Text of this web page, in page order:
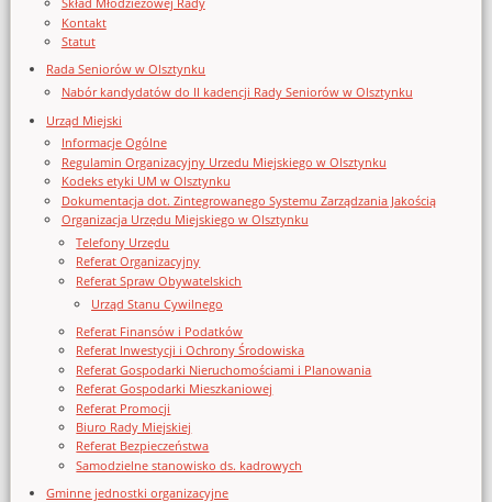
Kontakt
Statut
Rada Seniorów w Olsztynku
Nabór kandydatów do II kadencji Rady Seniorów w Olsztynku
Urząd Miejski
Informacje Ogólne
Regulamin Organizacyjny Urzedu Miejskiego w Olsztynku
Kodeks etyki UM w Olsztynku
Dokumentacja dot. Zintegrowanego Systemu Zarządzania Jakością
Organizacja Urzędu Miejskiego w Olsztynku
Telefony Urzędu
Referat Organizacyjny
Referat Spraw Obywatelskich
Urząd Stanu Cywilnego
Referat Finansów i Podatków
Referat Inwestycji i Ochrony Środowiska
Referat Gospodarki Nieruchomościami i Planowania
Referat Gospodarki Mieszkaniowej
Referat Promocji
Biuro Rady Miejskiej
Referat Bezpieczeństwa
Samodzielne stanowisko ds. kadrowych
Gminne jednostki organizacyjne